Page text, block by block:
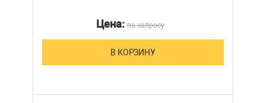
Цена:по запросу
В КОРЗИНУ